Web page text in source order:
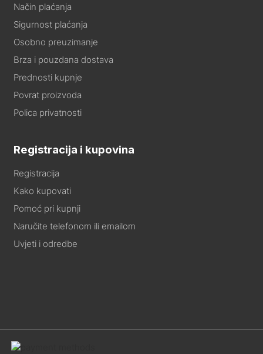
Način plaćanja
Sigurnost plaćanja
Osobno preuzimanje
Brza i pouzdana dostava
Prednosti kupnje
Povrat proizvoda
Polica privatnosti
Registracija i kupovina
Registracija
Kako kupovati
Pomoć pri kupnji
Naručite telefonom ili emailom
Uvjeti i odredbe